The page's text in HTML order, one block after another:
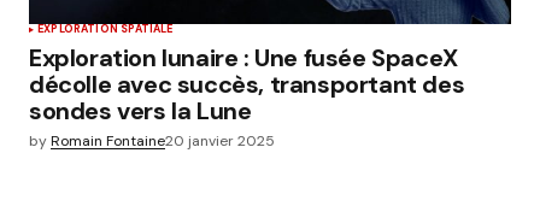
EXPLORATION SPATIALE
Exploration lunaire : Une fusée SpaceX
décolle avec succès, transportant des
sondes vers la Lune
byRomain Fontaine20 janvier 2025